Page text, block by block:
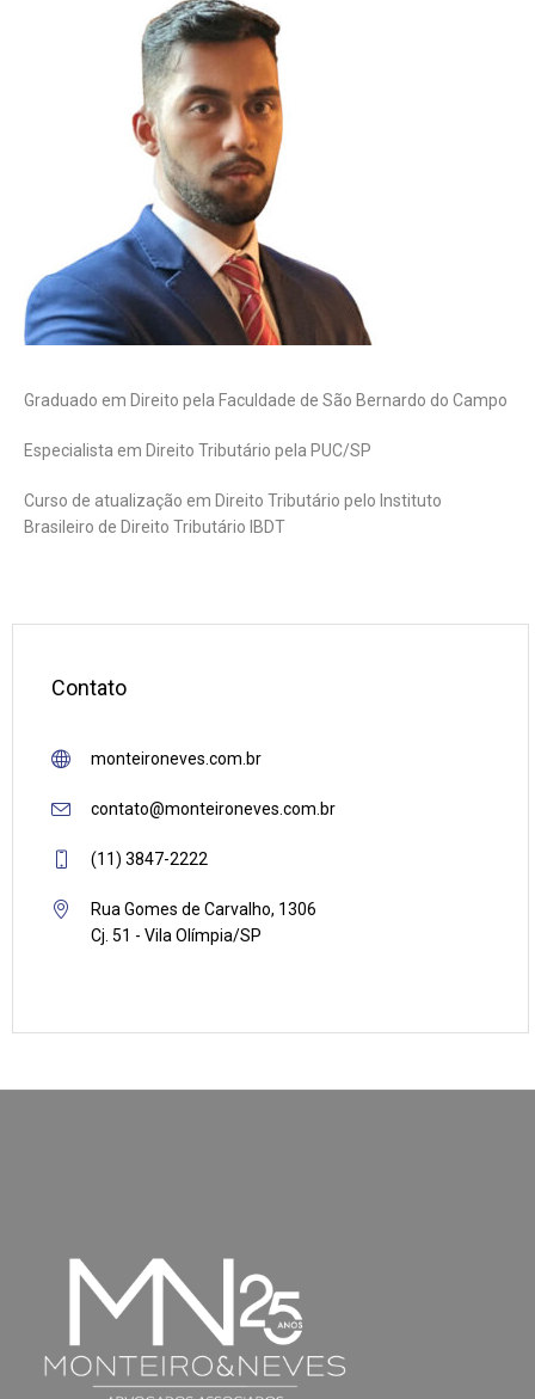
Graduado em Direito pela Faculdade de São Bernardo do Campo
Especialista em Direito Tributário pela PUC/SP
Curso de atualização em Direito Tributário pelo Instituto
Brasileiro de Direito Tributário IBDT
Contato
monteironeves.com.br
contato@monteironeves.com.br
(11) 3847-2222
Rua Gomes de Carvalho, 1306
Cj. 51 - Vila Olímpia/SP